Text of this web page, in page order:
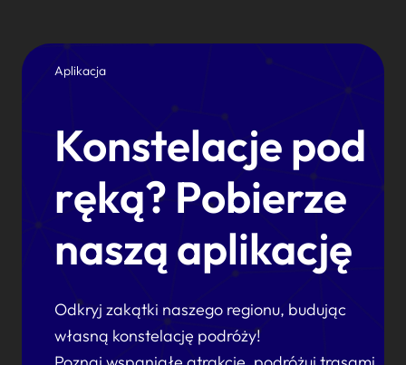
Aplikacja
Konstelacje pod
ręką? Pobierze
naszą aplikację
Odkryj zakątki naszego regionu, budując
własną konstelację podróży!